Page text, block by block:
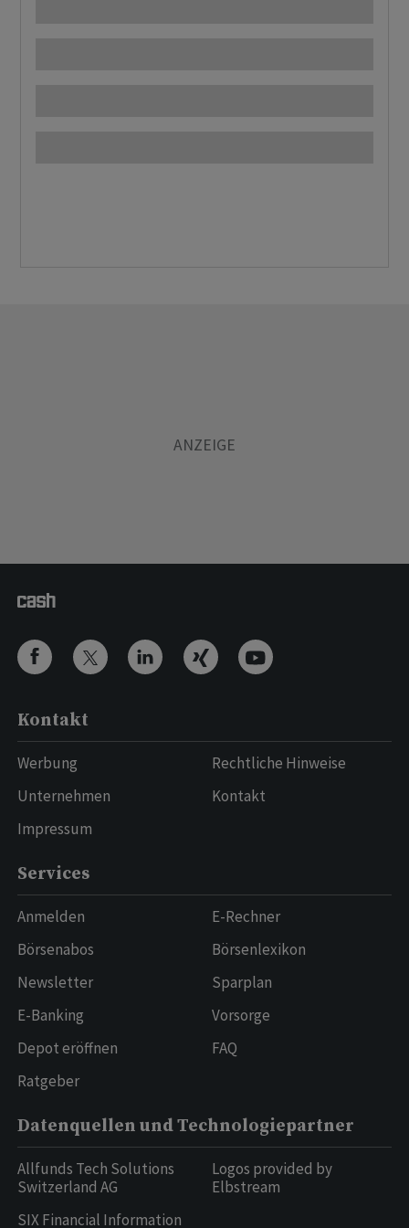
Kontakt
Werbung
Unternehmen
Impressum
Rechtliche Hinweise
Kontakt
Services
Anmelden
Börsenabos
Newsletter
E-Banking
Depot eröffnen
Ratgeber
E-Rechner
Börsenlexikon
Sparplan
Vorsorge
FAQ
Datenquellen und Technologiepartner
Allfunds Tech Solutions
Switzerland AG
SIX Financial Information
Logos provided by
Elbstream